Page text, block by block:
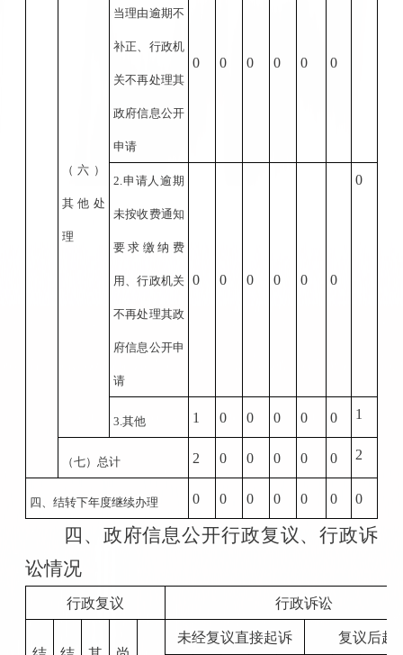
（六）
其他处
理
当理由逾期不
补正、行政机
关不再处理其
政府信息公开
申请
0 0 0 0 0 0
2. 申请人逾期
未按收费通知
要求缴纳费
用、行政机关
不再处理其政
府信息公开申
请
0 0 0 0 0 0
0
3. 其他 1 0 0 0 0 0 1
（七）总计 2 0 0 0 0 0 2
四、结转下年度继续办理 0 0 0 0 0 0 0
四、政府信息公开行政复议、行政诉
讼情况
行政复议 行政诉讼
未经复议直接起诉 复议后起